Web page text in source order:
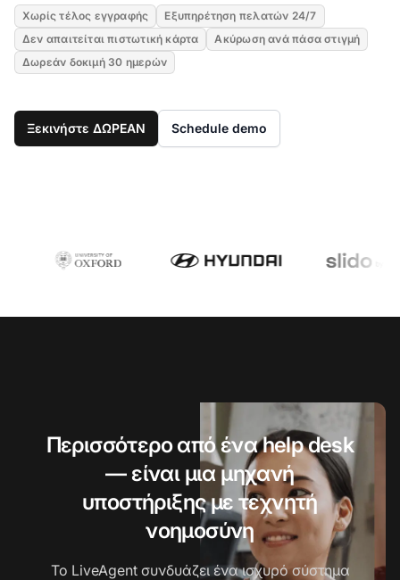
Χωρίς τέλος εγγραφής
Εξυπηρέτηση πελατών 24/7
Δεν απαιτείται πιστωτική κάρτα
Ακύρωση ανά πάσα στιγμή
Δωρεάν δοκιμή 30 ημερών
Ξεκινήστε ΔΩΡΕΑΝ Schedule demo
Περισσότερο από ένα help desk
— είναι μια μηχανή
υποστήριξης με τεχνητή
νοημοσύνη
Το LiveAgent συνδυάζει ένα ισχυρό σύστημα